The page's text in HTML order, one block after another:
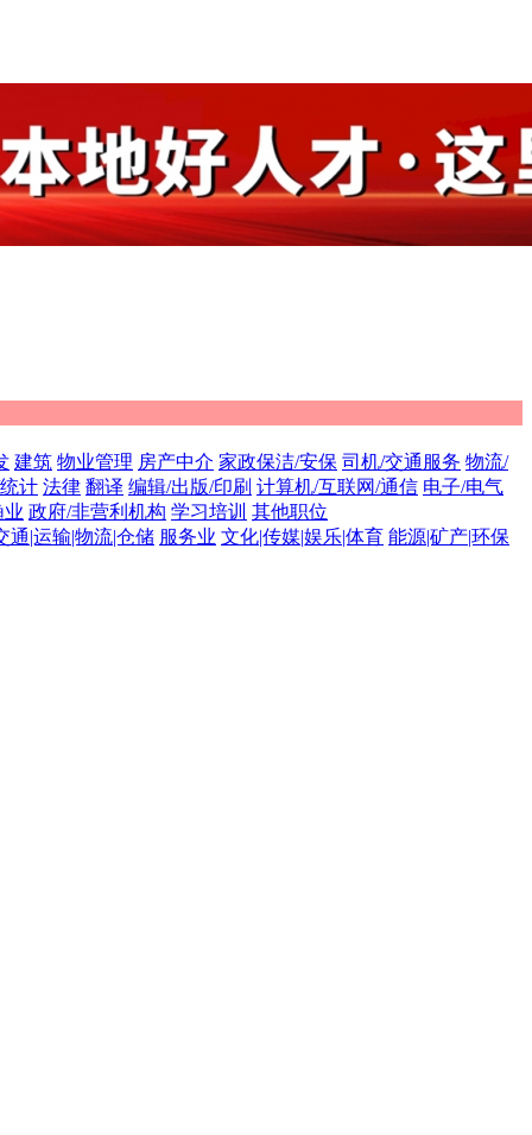
建筑 物业管理 房产中介 家政保洁/安保 司机/交通服务 物流/
计 法律 翻译 编辑/出版/印刷 计算机/互联网/通信 电子/电气
业 政府/非营利机构 学习培训 其他职位
通|运输|物流|仓储 服务业 文化|传媒|娱乐|体育 能源|矿产|环保